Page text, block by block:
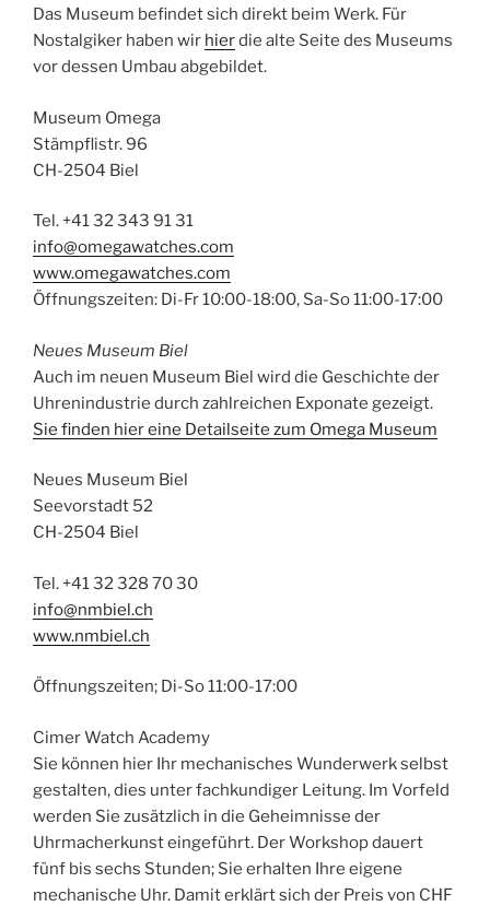
Das Museum befindet sich direkt beim Werk. Für
Nostalgiker haben wir hierdie alte Seite des Museums
vor dessen Umbau abgebildet.
Museum Omega
Stämpflistr. 96
CH-2504 Biel
Tel. +41 32 343 91 31
info@omegawatches.com
www.omegawatches.com
Öffnungszeiten: Di-Fr 10:00-18:00, Sa-So 11:00-17:00
Neues Museum Biel
Auch im neuen Museum Biel wird die Geschichte der
Uhrenindustrie durch zahlreichen Exponate gezeigt.
Sie finden hier eine Detailseite zum Omega Museum
Neues Museum Biel
Seevorstadt 52
CH-2504 Biel
Tel. +41 32 328 70 30
info@nmbiel.ch
www.nmbiel.ch
Öffnungszeiten; Di-So 11:00-17:00
Cimer Watch Academy
Sie können hier Ihr mechanisches Wunderwerk selbst
gestalten, dies unter fachkundiger Leitung. Im Vorfeld
werden Sie zusätzlich in die Geheimnisse der
Uhrmacherkunst eingeführt. Der Workshop dauert
fünf bis sechs Stunden; Sie erhalten Ihre eigene
mechanische Uhr. Damit erklärt sich der Preis von CHF